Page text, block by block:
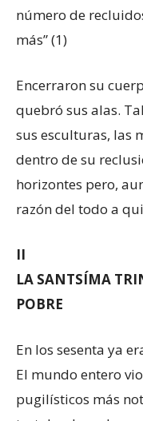
número de
más” (1)
Encerraron su
quebró sus alas.
sus esculturas, las
dentro de su
horizontes pero,
razón del todo a
II
LA SANTSÍMA
POBRE
En los sesenta ya
El mundo entero
pugilísticos más